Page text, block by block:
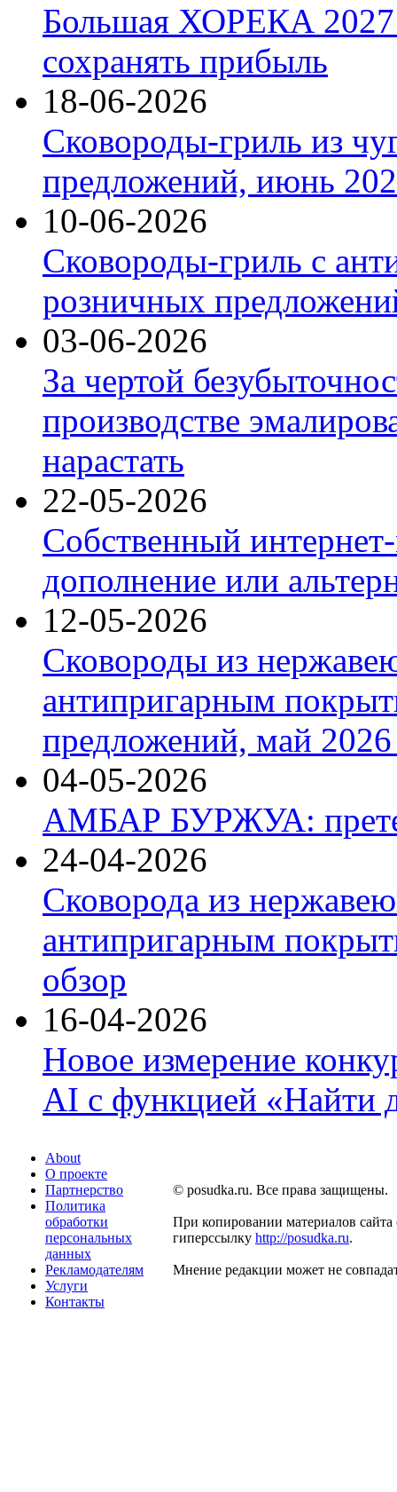
Большая ХОРЕКА 2027:
сохранять прибыль
18-06-2026
Сковороды-гриль из
предложений, июнь
10-06-2026
Сковороды-гриль с
розничных
03-06-2026
За чертой
производстве
нарастать
22-05-2026
Собственный
дополнение или
12-05-2026
Сковороды из
антипригарным
предложений, май 2026
04-05-2026
АМБАР БУРЖУА:
24-04-2026
Сковорода из
антипригарным
обзор
16-04-2026
Новое измерение
AI с функцией «Найти
About
О проекте
Партнерство
Политика
обработки
персональных
данных
Рекламодателям
Услуги
Контакты
© posudka.ru. Все права защищены.
При копировании материалов сайта
гиперссылку http://posudka.ru.
Мнение редакции может не